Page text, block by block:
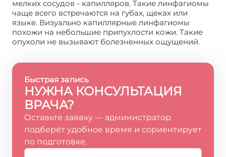
мелких сосудов - капилляров. Такие линфагиомы
чаще всего встречаются на губах, щеках или
языке. Визуально капиллярные линфагиомы
похожи на небольшие припухлости кожи. Такие
опухоли не вызывают болезненных ощущений.
Быстрая запись
НУЖНА КОНСУЛЬТАЦИЯ
ВРАЧА?
Оставьте заявку — администратор
подберёт удобное время и сориентирует
по подготовке.